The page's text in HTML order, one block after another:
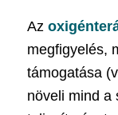
Az
megfigyelés,
támogatása
növeli mind a